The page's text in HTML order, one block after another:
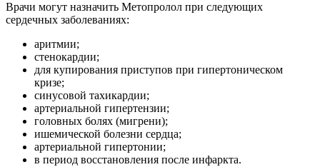
Врачи могут назначить Метопролол при следующих
сердечных заболеваниях:
аритмии;
стенокардии;
для купирования приступов при гипертоническом
кризе;
синусовой тахикардии;
артериальной гипертензии;
головных болях (мигрени);
ишемической болезни сердца;
артериальной гипертонии;
в период восстановления после инфаркта.